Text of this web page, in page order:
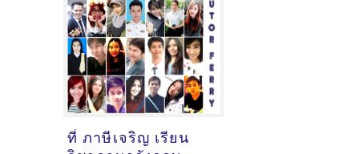
17:43:28]
ที่ ภาษีเจริญ เรียน